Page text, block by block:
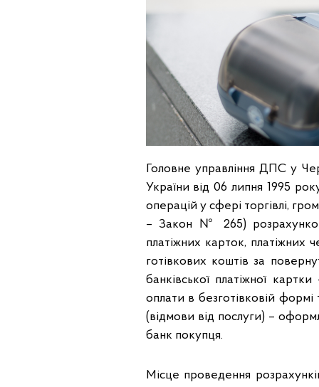
Головне управління ДПС у
України від 06 липня 1995
операцій у сфері торгівлі,
– Закон № 265)
платіжних карток, платіжних
готівкових коштів за
банківської платіжної
оплати в безготівковій
(відмови від послуги) –
банк покупця.
Місце проведення